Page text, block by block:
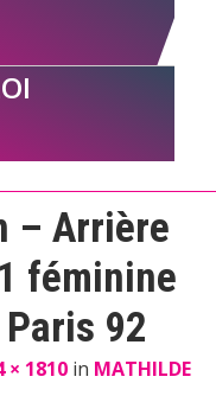
– Arrière
féminine
92
× 1810 in MATHILDE